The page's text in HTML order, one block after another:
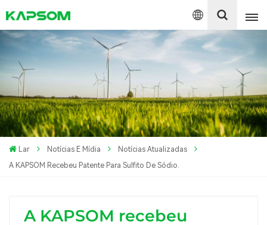
English
Español
Polski
Lar Notícias E Mídia
Notícias Atualizadas
A KAPSOM Recebeu Patente Para Sulfito De Sódio.
A KAPSOM recebeu